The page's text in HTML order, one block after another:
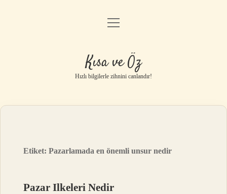
Anasayfa
Gizlilik Politikası
Yasal Uyarı
menüyü
Kısa ve Öz
Hızlı bilgilerle zihnini canlandır!
Etiket:Pazarlamada en önemli unsur nedir
Pazar Ilkeleri Nedir